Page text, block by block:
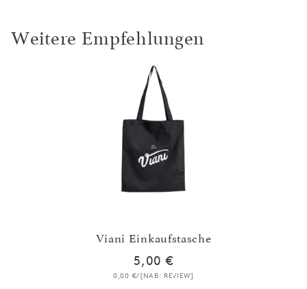
Weitere Empfehlungen
Viani Einkaufstasche
5,00 €
0,00 €/[NAB: REVIEW]